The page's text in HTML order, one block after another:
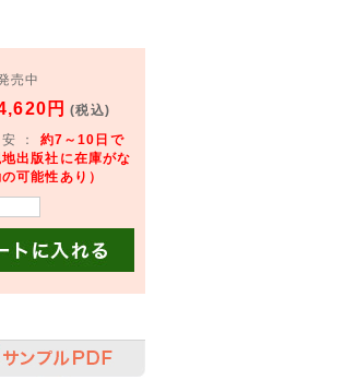
売中
円 (税込)
： 約7～10日で
出版社に在庫がな
可能性あり）